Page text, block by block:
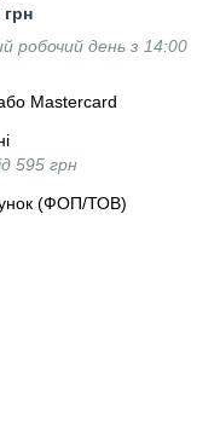
грн
робочий день з 14:00
Mastercard
595 грн
(ФОП/ТОВ)